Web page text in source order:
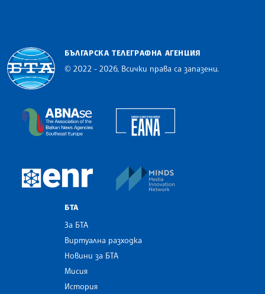
БЪЛГАРСКА ТЕЛЕГРАФНА АГЕНЦИЯ
© 2022 - 2026, Всички права са запазени.
The Assocoation of the Balkan News Agencies
European Newsroom
БТА
За БТА
Виртуална разходка
Новини за БТА
Мисия
История